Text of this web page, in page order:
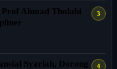
Ahmad Tholabi
Syariah, Dorong